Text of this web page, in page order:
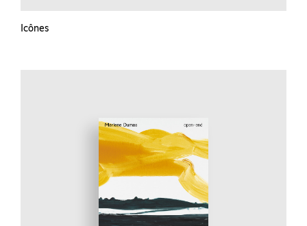
Icônes